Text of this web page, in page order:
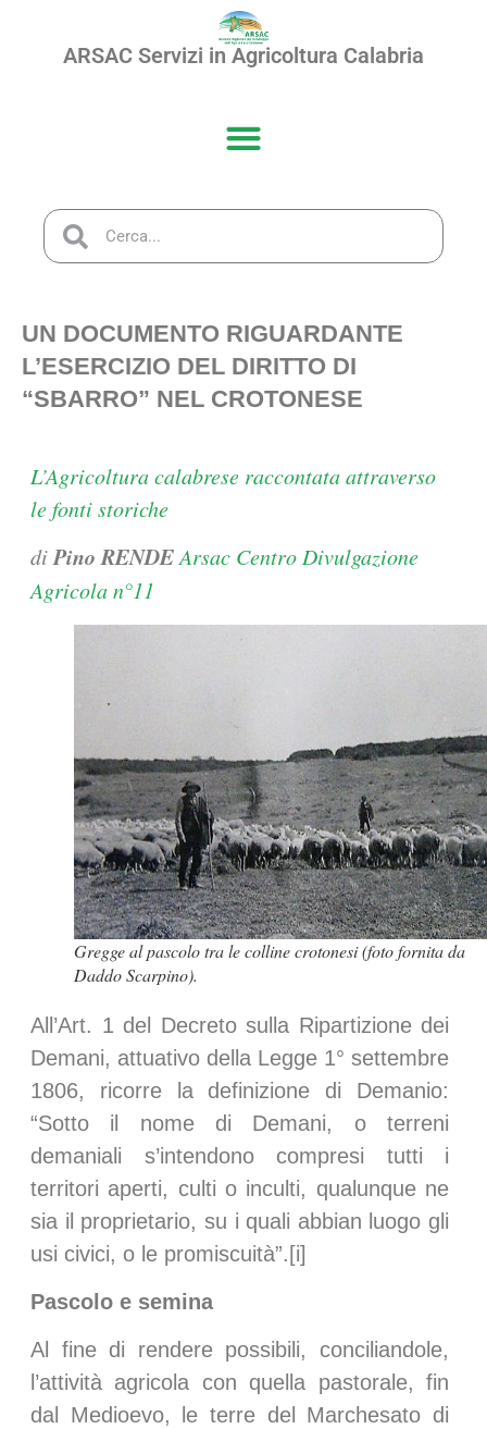
ARSAC Servizi in Agricoltura Calabria
UN DOCUMENTO RIGUARDANTE
L’ESERCIZIO DEL DIRITTO DI
“SBARRO” NEL CROTONESE
L’Agricoltura calabrese raccontata attraverso
le fonti storiche
diPino RENDEArsac Centro Divulgazione
Agricola n°11
Gregge al pascolo tra le colline crotonesi (foto fornita da
Daddo Scarpino).
All’Art. 1 del Decreto sulla Ripartizione dei
Demani, attuativo della Legge 1° settembre
1806, ricorre la definizione di Demanio:
“Sotto il nome di Demani, o terreni
demaniali s’intendono compresi tutti i
territori aperti, culti o inculti, qualunque ne
sia il proprietario, su i quali abbian luogo gli
usi civici, o le promiscuità”.[i]
Pascolo e semina
Al fine di rendere possibili, conciliandole,
l’attività agricola con quella pastorale, fin
dal Medioevo, le terre del Marchesato di